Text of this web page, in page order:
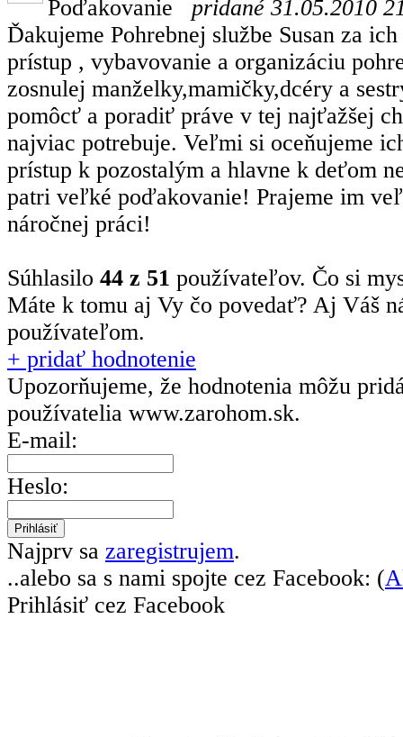
Poďakovanie
pridané 31.05.2010
Ďakujeme Pohrebnej službe Susan za
prístup , vybavovanie a organizáciu
zosnulej manželky,mamičky,dcéry a
pomôcť a poradiť práve v tej najťažšej
najviac potrebuje. Veľmi si oceňujeme
prístup k pozostalým a hlavne k deťom
patri veľké poďakovanie! Prajeme im
náročnej práci!
Súhlasilo 44 z 51 používateľov. Čo si
Máte k tomu aj Vy čo povedať? Aj Váš
používateľom.
+ pridať hodnotenie
Upozorňujeme, že hodnotenia môžu
používatelia www.zarohom.sk.
E-mail:
Heslo:
Najprv sa zaregistrujem.
..alebo sa s nami spojte cez Facebook: (
Prihlásiť cez Facebook